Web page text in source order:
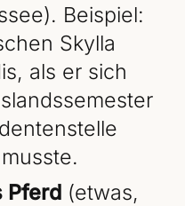
Beispiel:
Skylla
als er sich
Pferd(etwas,